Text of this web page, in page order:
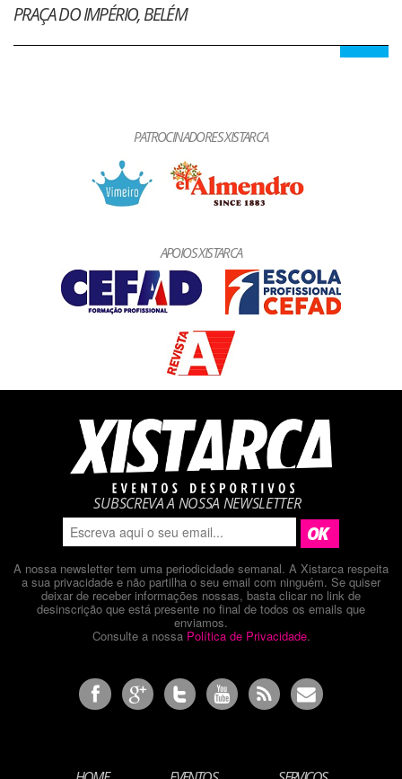
PRAÇA DO IMPÉRIO, BELÉM
PATROCINADORES XISTARCA
APOIOS XISTARCA
SUBSCREVA A NOSSA NEWSLETTER
A nossa newsletter tem uma periodicidade semanal. A Xistarca respeita
a sua privacidade e não partilha o seu email com ninguém. Se quiser
deixar de receber informações nossas, basta clicar no link de
desinscrição que está presente no final de todos os emails que
enviamos.
Consulte a nossa Política de Privacidade.